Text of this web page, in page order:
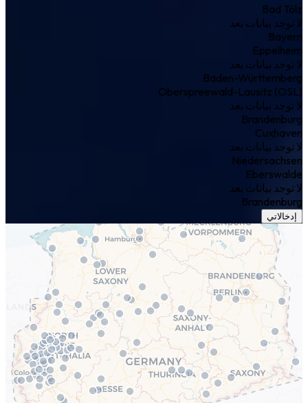
Bad Tölz
لا توجد بيانات بعد
Bayern
Eppelheim
لا توجد بيانات بعد
Baden-Württemberg
Oberspreewald-Lausitz (OSL)
لا توجد بيانات بعد
Brandenburg
Cuxhaven
لا توجد بيانات بعد
Niedersachsen
Eberswalde
لا توجد بيانات بعد
Brandenburg
إدخالاتي